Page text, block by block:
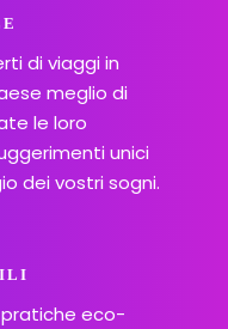
di viaggi in
meglio di
le loro
unici
dei vostri sogni.
eco-